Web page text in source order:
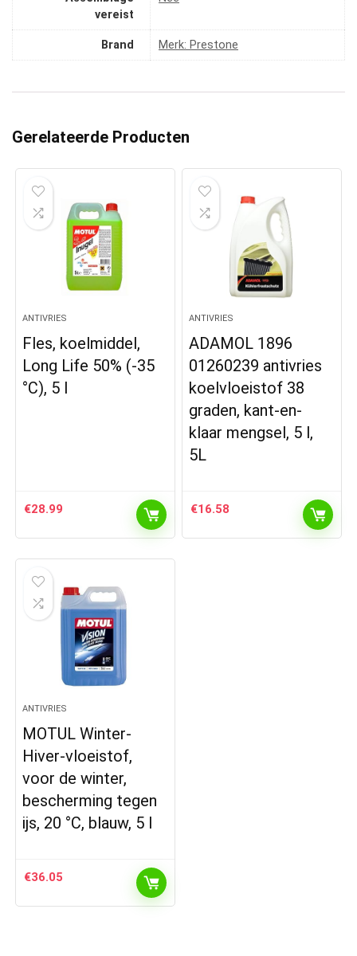
vereist
Brand Merk: Prestone
Gerelateerde Producten
ANTIVRIES
Fles, koelmiddel,
Long Life 50% (-35
°C), 5 l
€28.99
ANTIVRIES
ADAMOL 1896
01260239 antivries
koelvloeistof 38
graden, kant-en-
klaar mengsel, 5 l,
5L
€16.58
ANTIVRIES
MOTUL Winter-
Hiver-vloeistof,
voor de winter,
bescherming tegen
ijs, 20 °C, blauw, 5 l
€36.05